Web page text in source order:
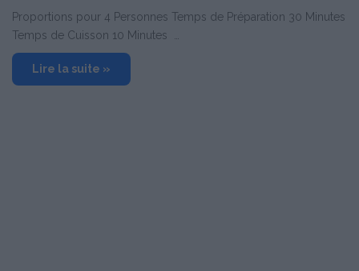
Proportions pour 4 Personnes Temps de Préparation 30 Minutes
Temps de Cuisson 10 Minutes …
Lire la suite »